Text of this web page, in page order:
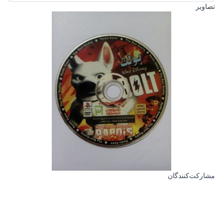
تصاویر
مشارکت‌کنندگان